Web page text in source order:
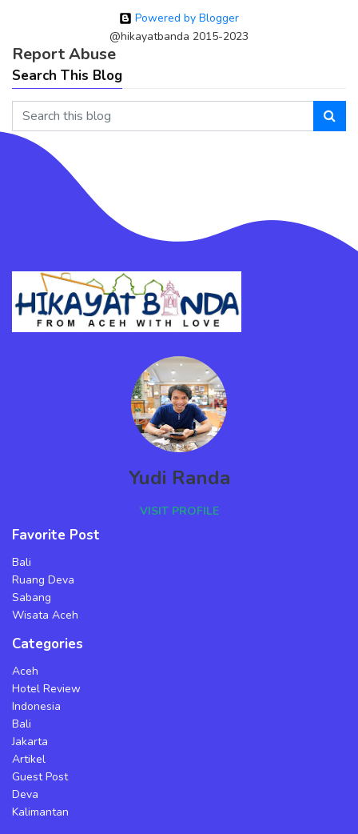
Powered by Blogger
@hikayatbanda 2015-2023
Report Abuse
Search This Blog
Yudi Randa
VISIT PROFILE
Favorite Post
Bali
Ruang Deva
Sabang
Wisata Aceh
Categories
Aceh
Hotel Review
Indonesia
Bali
Jakarta
Artikel
Guest Post
Deva
Kalimantan